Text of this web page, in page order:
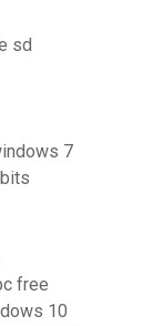
sd
7
free
10